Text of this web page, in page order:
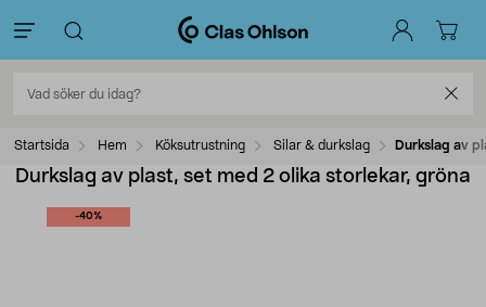
Startsida Hem Köksutrustning Silar & durkslag Durkslag av
Durkslag av plast, set med 2 olika storlekar, gröna
-40%